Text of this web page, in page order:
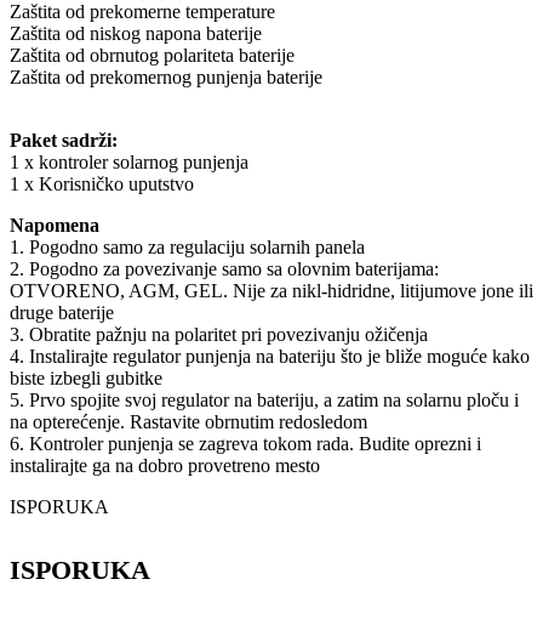
Zaštita od prekomerne temperature
Zaštita od niskog napona baterije
Zaštita od obrnutog polariteta baterije
Zaštita od prekomernog punjenja baterije
Paket sadrži:
1 x kontroler solarnog punjenja
1 x Korisničko uputstvo
Napomena
1. Pogodno samo za regulaciju solarnih panela
2. Pogodno za povezivanje samo sa olovnim baterijama:
OTVORENO, AGM, GEL. Nije za nikl-hidridne, litijumove jone ili
druge baterije
3. Obratite pažnju na polaritet pri povezivanju ožičenja
4. Instalirajte regulator punjenja na bateriju što je bliže moguće kako
biste izbegli gubitke
5. Prvo spojite svoj regulator na bateriju, a zatim na solarnu ploču i
na opterećenje. Rastavite obrnutim redosledom
6. Kontroler punjenja se zagreva tokom rada. Budite oprezni i
instalirajte ga na dobro provetreno mesto
ISPORUKA
ISPORUKA